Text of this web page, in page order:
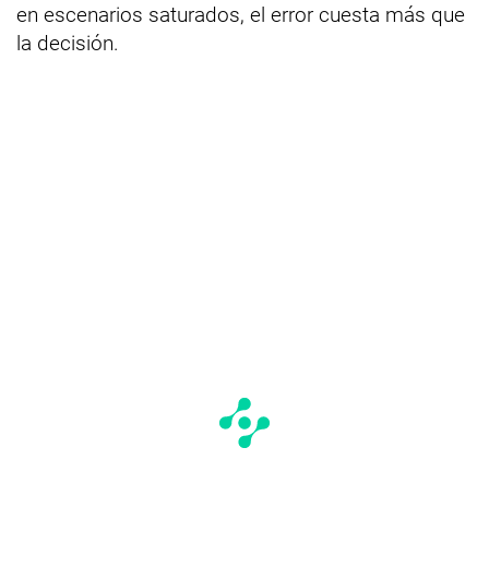
en escenarios saturados, el error cuesta más que
la decisión.